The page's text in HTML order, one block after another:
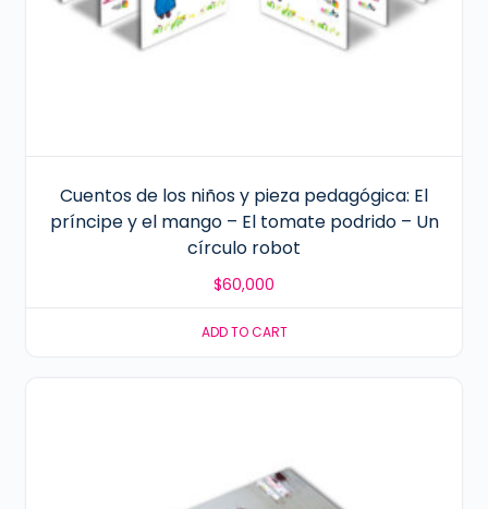
Cuentos de los niños y pieza pedagógica: El
príncipe y el mango – El tomate podrido – Un
círculo robot
$60,000
ADD TO CART